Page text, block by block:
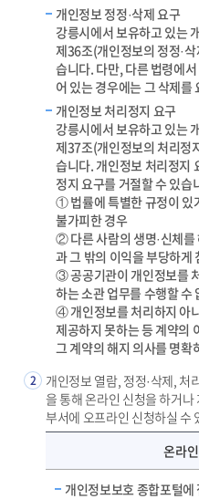
개인정보 정정·삭제 요구
강릉시에서 보유하고 있는
제36조(개인정보의 정정·
습니다. 다만, 다른 법령에
어 있는 경우에는 그 삭제를
개인정보 처리정지 요구
강릉시에서 보유하고 있는
제37조(개인정보의 처리정
습니다. 개인정보 처리정지
정지 요구를 거절할 수 있습
① 법률에 특별한 규정이 있
불가피한 경우
② 다른 사람의 생명·신체를
과 그 밖의 이익을 부당하게
③ 공공기관이 개인정보를
하는 소관 업무를 수행할 수
④ 개인정보를 처리하지 아
제공하지 못하는 등 계약의
그 계약의 해지 의사를 명확
2
개인정보 열람, 정정·삭제, 처
을 통해 온라인 신청을 하거
부서에 오프라인 신청하실 수
온라
개인정보보호 종합포털에